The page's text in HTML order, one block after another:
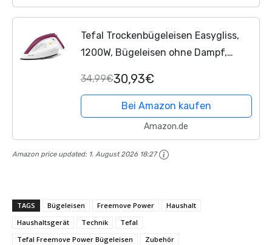
Tefal Trockenbügeleisen Easygliss,
1200W, Bügeleisen ohne Dampf,
Thermostat, Bereitschaftsleuchte,
extralanges Netzkabel,...
34,99€30,93€
Bei Amazon kaufen
Amazon.de
Amazon price updated: 1. August 2026 18:27
TAGS Bügeleisen Freemove Power
Haushalt
Haushaltsgerät
Technik
Tefal
Tefal Freemove Power Bügeleisen
Zubehör